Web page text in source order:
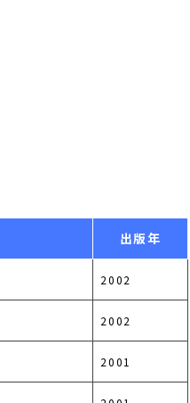
出版年
2002
2002
2001